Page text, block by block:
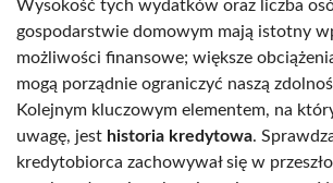
Wysokość tych wydatków oraz liczba
gospodarstwie domowym mają istotny
możliwości finansowe; większe
mogą porządnie ograniczyć naszą
Kolejnym kluczowym elementem, na
uwagę, jest historia kredytowa.
kredytobiorca zachowywał się w